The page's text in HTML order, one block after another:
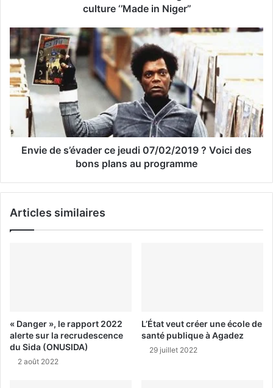
m
a
i
l
culture ‘’Made in Niger’’
Envie de s’évader ce jeudi 07/02/2019 ? Voici des
bons plans au programme
Articles similaires
« Danger », le rapport 2022
alerte sur la recrudescence
du Sida (ONUSIDA)
2 août 2022
L’État veut créer une école de
santé publique à Agadez
29 juillet 2022